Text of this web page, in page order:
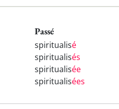
Passé
spiritualisé
spiritualisés
spiritualisée
spiritualisées